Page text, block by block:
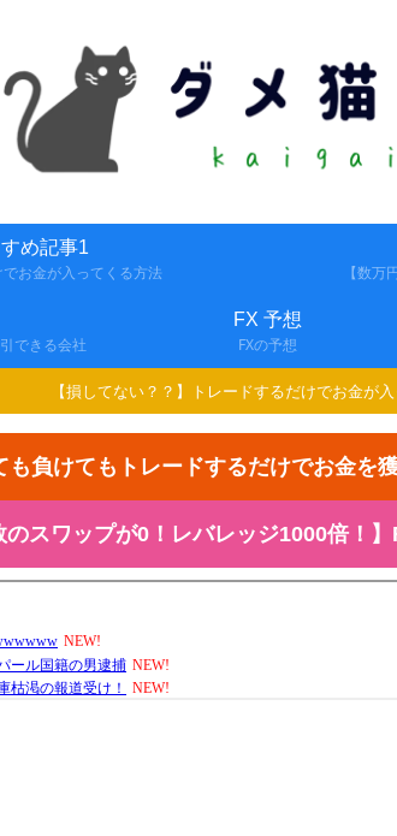
め記事1
お金が入ってくる方法
【数
できる会社
FX 予想
FXの予想
【損してない？？】トレードするだけでお金が
も負けてもトレードするだけでお金を
スワップが0！レバレッジ1000倍！